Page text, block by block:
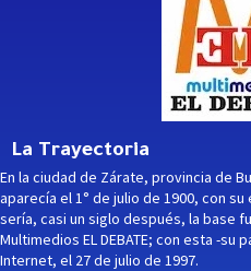
La Trayectoria
En la ciudad de Zárate, provincia de
aparecía el 1° de julio de 1900, con
sería, casi un siglo después, la base
Multimedios EL DEBATE; con esta -su
Internet, el 27 de julio de 1997.